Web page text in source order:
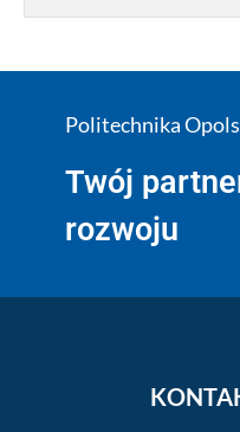
Politechnika
Twój
rozwoju